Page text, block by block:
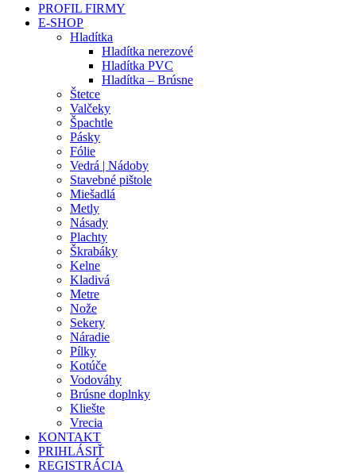
PROFIL FIRMY
E-SHOP
Hladítka
Hladítka nerezové
Hladítka PVC
Hladítka – Brúsne
Štetce
Valčeky
Špachtle
Pásky
Fólie
Vedrá | Nádoby
Stavebné pištole
Miešadlá
Metly
Násady
Plachty
Škrabáky
Kelne
Kladivá
Metre
Nože
Sekery
Náradie
Pílky
Kotúče
Vodováhy
Brúsne doplnky
Kliešte
Vrecia
KONTAKT
PRIHLÁSIŤ
REGISTRÁCIA